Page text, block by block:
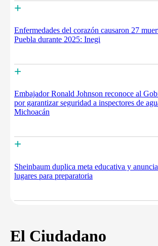
+
Enfermedades del corazón causaron 27
Puebla durante 2025: Inegi
+
Embajador Ronald Johnson reconoce al
por garantizar seguridad a inspectores de
Michoacán
+
Sheinbaum duplica meta educativa y
lugares para preparatoria
El Ciudadano